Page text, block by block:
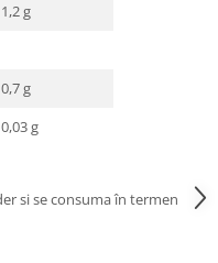
1,2 g
0,7 g
0,03 g
si se consuma în termen